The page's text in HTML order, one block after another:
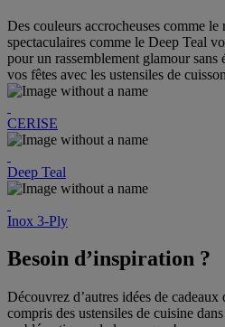
Des couleurs accrocheuses comme le
spectaculaires comme le Deep Teal
pour un rassemblement glamour sans
vos fêtes avec les ustensiles de
CERISE
Deep Teal
Inox 3-Ply
Besoin d’inspiration ?
Découvrez d’autres idées de
compris des ustensiles de cuisine